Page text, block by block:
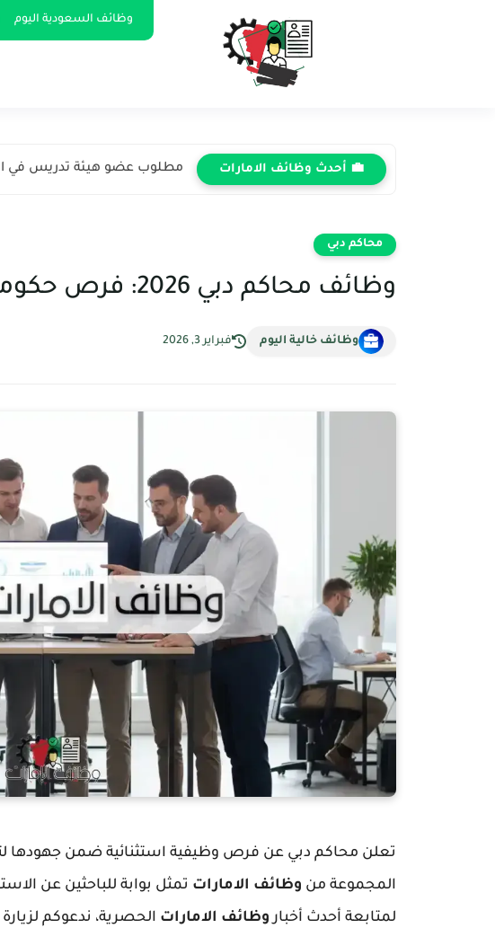
وظائف السعودية اليوم
💼 أحدث وظائف الامارات مطلوب عضو هيئة تدريس في
محاكم دبي
وظائف محاكم دبي 2026: فرص حكومية شاغرة في الإمارات
وظائف خالية اليوم فبراير 3, 2026
المجموعة من وظائف الامارات تمثل بوابة للباحثين عن
لمتابعة أحدث أخباروظائف الامارات الحصرية، ندعوكم لزيارة